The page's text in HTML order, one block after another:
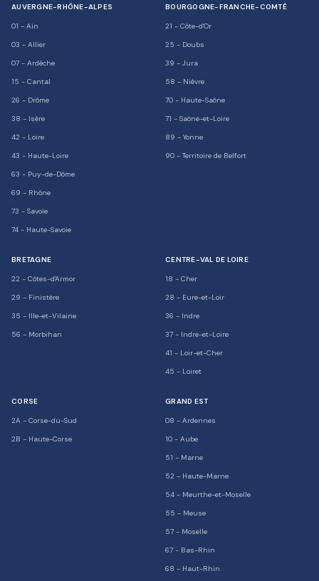
AUVERGNE-RHÔNE-ALPES
01 - Ain
03 - Allier
07 - Ardèche
15 - Cantal
26 - Drôme
38 - Isère
42 - Loire
43 - Haute-Loire
63 - Puy-de-Dôme
69 - Rhône
73 - Savoie
74 - Haute-Savoie
BOURGOGNE-FRANCHE-COMTÉ
21 - Côte-d'Or
25 - Doubs
39 - Jura
58 - Nièvre
70 - Haute-Saône
71 - Saône-et-Loire
89 - Yonne
90 - Territoire de Belfort
BRETAGNE
22 - Côtes-d'Armor
29 - Finistère
35 - Ille-et-Vilaine
56 - Morbihan
CENTRE-VAL DE LOIRE
18 - Cher
28 - Eure-et-Loir
36 - Indre
37 - Indre-et-Loire
41 - Loir-et-Cher
45 - Loiret
CORSE
2A - Corse-du-Sud
2B - Haute-Corse
GRAND EST
08 - Ardennes
10 - Aube
51 - Marne
52 - Haute-Marne
54 - Meurthe-et-Moselle
55 - Meuse
57 - Moselle
67 - Bas-Rhin
68 - Haut-Rhin